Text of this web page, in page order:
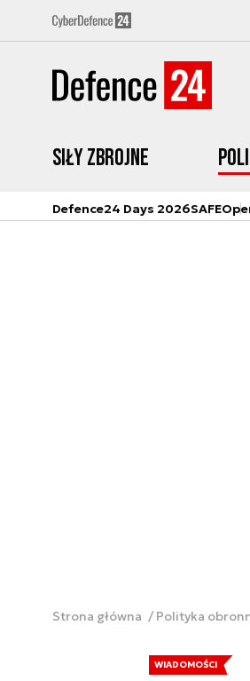
Siły zbrojne
Defence24 Days 2026SAFE
Strona główna Polityka
WIADOMOŚCI